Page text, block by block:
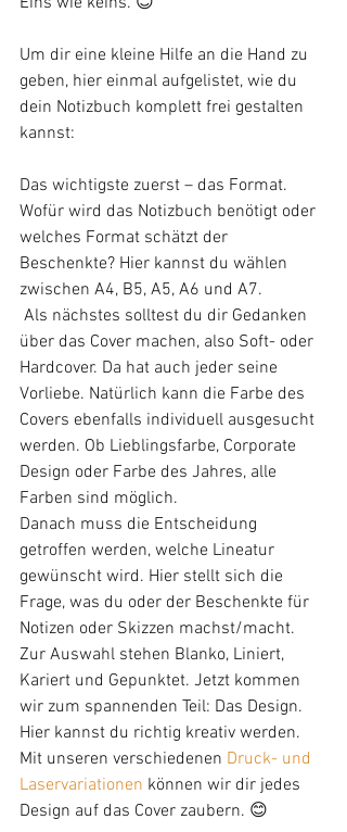
Um dir eine kleine Hilfe an die Hand zu
geben, hier einmal aufgelistet, wie du
dein Notizbuch komplett frei gestalten
kannst:
Das wichtigste zuerst – das Format.
Wofür wird das Notizbuch benötigt oder
welches Format schätzt der
Beschenkte? Hier kannst du wählen
zwischen A4, B5, A5, A6 und A7.
über das Cover machen, also Soft- oder
Hardcover. Da hat auch jeder seine
Vorliebe. Natürlich kann die Farbe des
Covers ebenfalls individuell ausgesucht
werden. Ob Lieblingsfarbe, Corporate
Design oder Farbe des Jahres, alle
Farben sind möglich.
Danach muss die Entscheidung
getroffen werden, welche Lineatur
gewünscht wird. Hier stellt sich die
Frage, was du oder der Beschenkte für
Notizen oder Skizzen machst/macht.
Zur Auswahl stehen Blanko, Liniert,
Kariert und Gepunktet. Jetzt kommen
wir zum spannenden Teil: Das Design.
Hier kannst du richtig kreativ werden.
Mit unseren verschiedenen Druck- und
Laservariationen können wir dir jedes
Design auf das Cover zaubern. 😊